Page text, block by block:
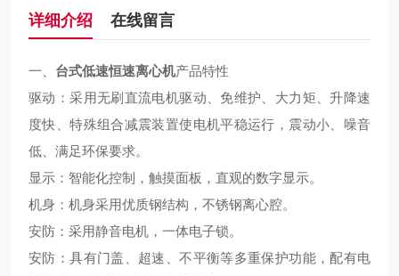
详细介绍 在线留言
一、 台式低速恒速离心机产品特性
驱动：采用无刷直流电机驱动、免维护、大力矩、升降速
度快、特殊组合减震装置使电机平稳运行，震动小、噪音
低、满足环保要求。
显示：智能化控制，触摸面板，直观的数字显示。
机身：机身采用优质钢结构，不锈钢离心腔。
安防：采用静音电机，一体电子锁。
安防：具有门盖、超速、不平衡等多重保护功能，配有电